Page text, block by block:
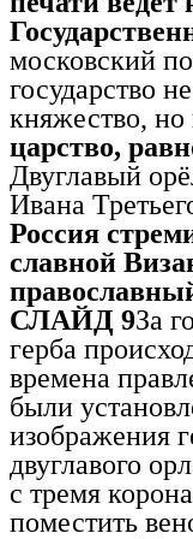
московский
государство
княжество, но
царство,
Двуглавый
Ивана
Россия
славной
СЛАЙД 9За
герба
времена
были
изображения
двуглавого
с тремя
поместить